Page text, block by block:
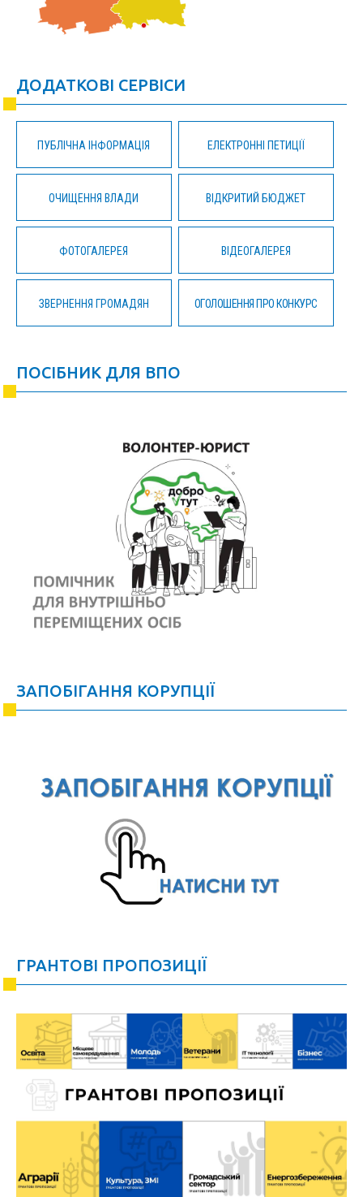
ДОДАТКОВІ СЕРВІСИ
ПУБЛІЧНА ІНФОРМАЦІЯ ЕЛЕКТРОННІ ПЕТИЦІЇ
ОЧИЩЕННЯ ВЛАДИ ВІДКРИТИЙ БЮДЖЕТ
ФОТОГАЛЕРЕЯ ВІДЕОГАЛЕРЕЯ
ЗВЕРНЕННЯ ГРОМАДЯН ОГОЛОШЕННЯ ПРО КОНКУРС
ПОСІБНИК ДЛЯ ВПО
ЗАПОБІГАННЯ КОРУПЦІЇ
ГРАНТОВІ ПРОПОЗИЦІЇ